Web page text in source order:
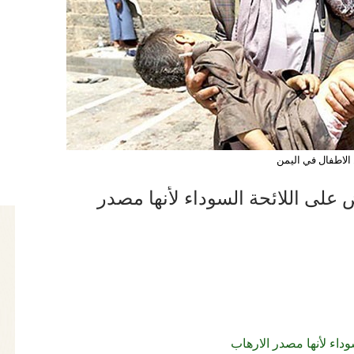
الاطفال في اليمن
اللائحة السوداء لأنها مصدر
لأنها مصدر الارهاب